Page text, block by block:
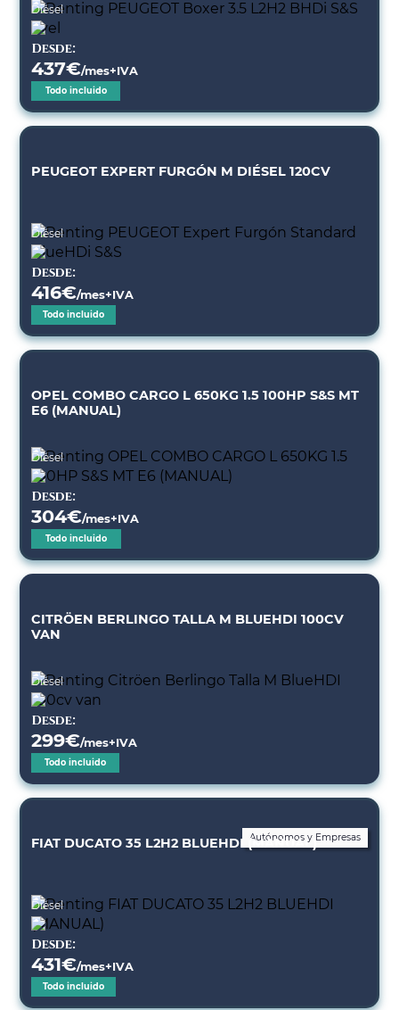
Diésel
Desde:
437€/mes+IVA
Todo incluido
PEUGEOT EXPERT FURGÓN M DIÉSEL 120CV
Diésel
Desde:
416€/mes+IVA
Todo incluido
OPEL COMBO CARGO L 650KG 1.5 100HP S&S MT
E6 (MANUAL)
Diésel
Desde:
304€/mes+IVA
Todo incluido
CITRÖEN BERLINGO TALLA M BLUEHDI 100CV
VAN
Diésel
Autónomos y Empresas
Desde:
299€/mes+IVA
Todo incluido
FIAT DUCATO 35 L2H2 BLUEHDI (MANUAL)
Diésel
Desde:
431€/mes+IVA
Todo incluido